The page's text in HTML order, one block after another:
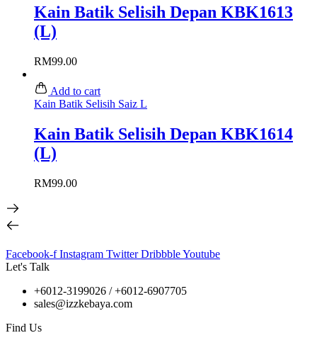
Kain Batik Selisih Depan KBK1613
(L)
RM99.00
Add to cart
Kain Batik Selisih Saiz L
Kain Batik Selisih Depan KBK1614
(L)
RM99.00
Facebook-f Instagram Twitter DribbbleYoutube
Let's Talk
+6012-3199026 / +6012-6907705
sales@izzkebaya.com
Find Us